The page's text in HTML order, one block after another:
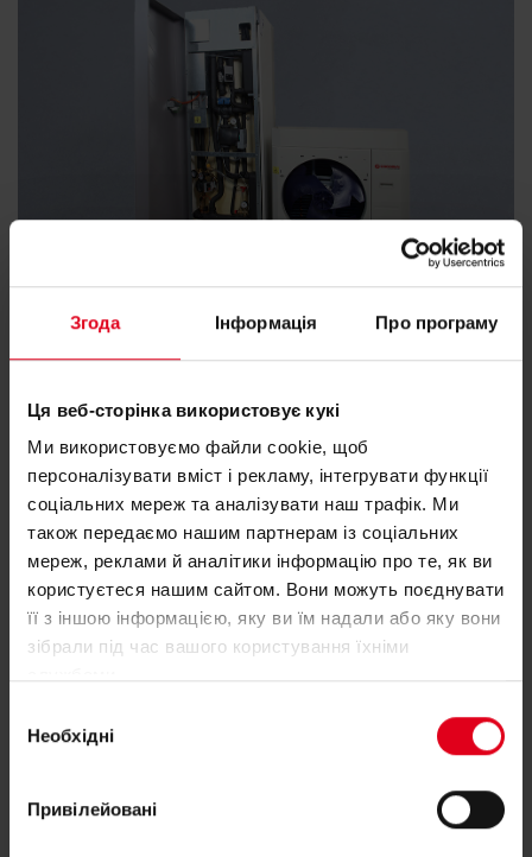
Згода Інформація Про програму
Ця веб-сторінка використовує кукі
Ми використовуємо файли cookie, щоб
персоналізувати вміст і рекламу, інтегрувати функції
соціальних мереж та аналізувати наш трафік. Ми
також передаємо нашим партнерам із соціальних
мереж, реклами й аналітики інформацію про те, як ви
користуєтеся нашим сайтом. Вони можуть поєднувати
її з іншою інформацією, яку ви їм надали або яку вони
зібрали під час вашого користування їхніми
згоди
Необхідні
Привілейовані
Дізнайтеся більше про наші
інноваційні рішення